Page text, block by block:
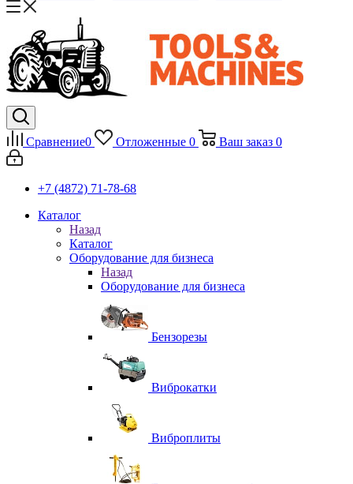
Сравнение0 Отложенные 0 Ваш заказ 0
+7 (4872) 71-78-68
Каталог
Назад
Каталог
Оборудование для бизнеса
Назад
Оборудование для бизнеса
Бензорезы
Виброкатки
Виброплиты